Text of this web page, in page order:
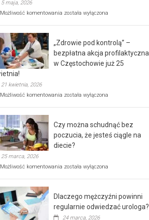
5 maja, 2026
Możliwość komentowania Rusza
rehabilitacji
dla
seniorów!
została wyłączona
„Zdrowie pod kontrolą” –
bezpłatna akcja profilaktyczna
w Częstochowie już 25
21 kwietnia, 2026
Możliwość komentowania „Zdrowie
bezpłatna
akcja
profilaktyczna
w
już
kwietnia!
została wyłączona
Czy można schudnąć bez
poczucia, że jesteś ciągle na
diecie?
25 marca, 2026
Możliwość komentowania Czy
poczucia,
że
została wyłączona
Dlaczego mężczyźni powinni
regularnie odwiedzać urologa?
24 marca, 2026